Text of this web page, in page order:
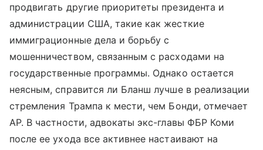
продвигать другие приоритеты президента и
администрации США, такие как жесткие
иммиграционные дела и борьбу с
мошенничеством, связанным с расходами на
государственные программы. Однако остается
неясным, справится ли Бланш лучше в реализации
стремления Трампа к мести, чем Бонди, отмечает
AP. В частности, адвокаты экс-главы ФБР Коми
после ее ухода все активнее настаивают на